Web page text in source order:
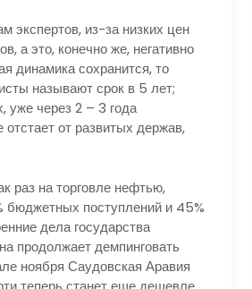
экспертов, из-за низких цен
а это, конечно же, негативно
динамика сохранится, то
называют срок в 5 лет;
уже через 2 – 3 года
от развитых держав,
раз на торговле нефтью,
бюджетных поступлений и 45%
дела государства
продолжает демпинговать
ноября Саудовская Аравия